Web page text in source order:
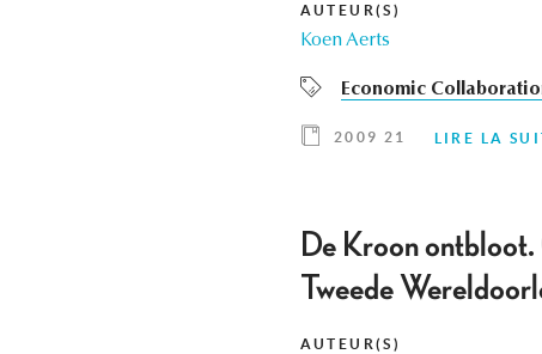
AUTEUR(S)
Koen Aerts
Economic
2009 21 LIRE LA
De Kroon ontbloot.
Tweede
AUTEUR(S)